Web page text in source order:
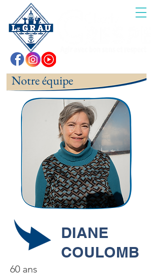
Notre équipe
DIANE
COULOMB
60 ans